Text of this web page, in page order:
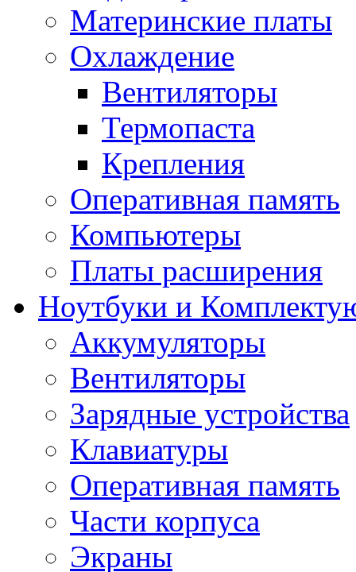
Материнские платы
Охлаждение
Вентиляторы
Термопаста
Крепления
Оперативная память
Компьютеры
Платы расширения
Ноутбуки и
Аккумуляторы
Вентиляторы
Зарядные устройства
Клавиатуры
Оперативная память
Части корпуса
Экраны